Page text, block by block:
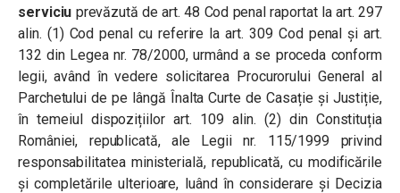
serviciu prevăzută de art. 48 Cod penal raportat la art. 297
alin. (1) Cod penal cu referire la art. 309 Cod penal și art.
132 din Legea nr. 78/2000, urmând a se proceda conform
legii, având în vedere solicitarea Procurorului General al
Parchetului de pe lângă Înalta Curte de Casație și Justiție,
în temeiul dispozițiilor art. 109 alin. (2) din Constituția
României, republicată, ale Legii nr. 115/1999 privind
responsabilitatea ministerială, republicată, cu modificările
și completările ulterioare, luând în considerare și Decizia